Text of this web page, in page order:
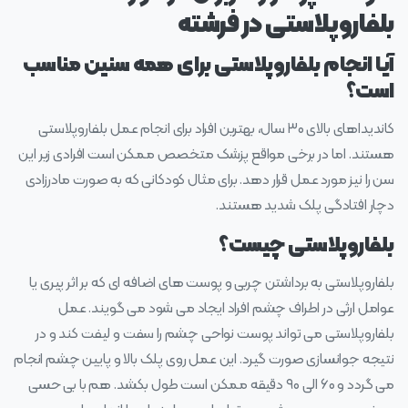
بلفاروپلاستی در فرشته
آیا انجام بلفاروپلاستی برای همه سنین مناسب
است؟
کاندیداهای بالای ۳۰ سال، بهترین افراد برای انجام عمل بلفاروپلاستی
هستند. اما در برخی مواقع پزشک متخصص ممکن است افرادی زیر این
سن را نیز مورد عمل قرار دهد. برای مثال کودکانی که به صورت مادرزادی
دچار افتادگی پلک شدید هستند.
بلفاروپلاستی چیست؟
بلفاروپلاستی به برداشتن چربی و پوست های اضافه ای که بر اثر پیری یا
عوامل ارثی در اطراف چشم افراد ایجاد می شود می گویند. عمل
بلفاروپلاستی می تواند پوست نواحی چشم را سفت و لیفت کند و در
نتیجه جوانسازی صورت گیرد. این عمل روی پلک بالا و پایین چشم انجام
می گردد و ۶۰ الی ۹۰ دقیقه ممکن است طول بکشد. هم با بی حسی